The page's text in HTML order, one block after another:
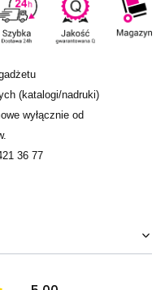
(katalogi/nadruki)
wyłącznie od
36 77